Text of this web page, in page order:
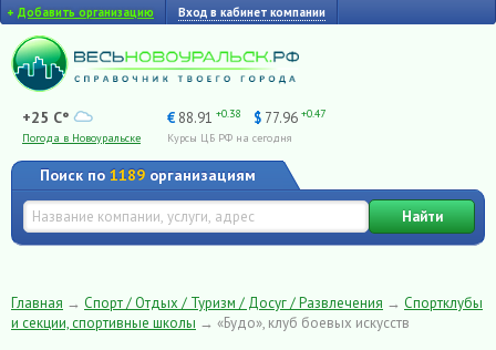
+ Добавить организацию Вход в кабинет компании
+25 C°
Погода в Новоуральске
€ 88.91 +0.38 $ 77.96 +0.47
Курсы ЦБ РФ на сегодня
Поиск по 1189 организациям
Найти
Главная → Спорт / Отдых / Туризм / Досуг / Развлечения → Спортклубы
и секции, спортивные школы → «Будо», клуб боевых искусств